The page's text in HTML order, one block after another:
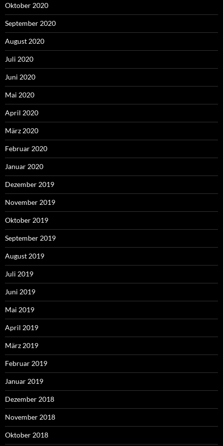
Oktober 2020
September 2020
August 2020
Juli 2020
Juni 2020
Mai 2020
April 2020
März 2020
Februar 2020
Januar 2020
Dezember 2019
November 2019
Oktober 2019
September 2019
August 2019
Juli 2019
Juni 2019
Mai 2019
April 2019
März 2019
Februar 2019
Januar 2019
Dezember 2018
November 2018
Oktober 2018